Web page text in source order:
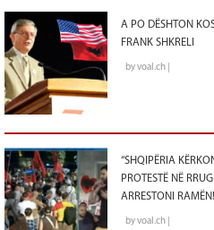
A PO DËSHTON
FRANK SHKRELI
by voal.ch |
“SHQIPËRIA
PROTESTË NË
ARRESTONI RAMËN!
by voal.ch |